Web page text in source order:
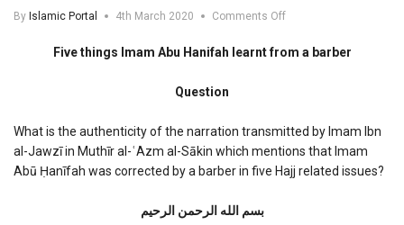
By Islamic Portal 4th March 2020 Comments Offon
things
from
Five things Imam Abu Hanifah learnt from a barber
Question
What is the authenticity of the narration transmitted by Imam Ibn
al-Jawzī in Muthīr al-ʿAzm al-Sākin which mentions that Imam
Abū Ḥanīfah was corrected by a barber in five Hajj related issues?
بسم الله الرحمن الرحیم